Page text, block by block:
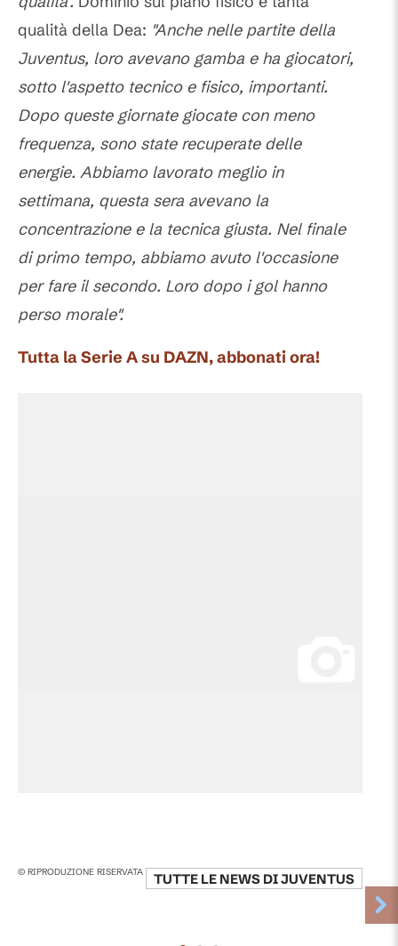
qualità della Dea: "Anche nelle partite della
Juventus, loro avevano gamba e ha giocatori,
sotto l'aspetto tecnico e fisico, importanti.
Dopo queste giornate giocate con meno
frequenza, sono state recuperate delle
energie. Abbiamo lavorato meglio in
settimana, questa sera avevano la
concentrazione e la tecnica giusta. Nel finale
di primo tempo, abbiamo avuto l'occasione
per fare il secondo. Loro dopo i gol hanno
perso morale".
Tutta la Serie A su DAZN, abbonati ora!
© RIPRODUZIONE RISERVATA TUTTE LE NEWS DIJUVENTUS